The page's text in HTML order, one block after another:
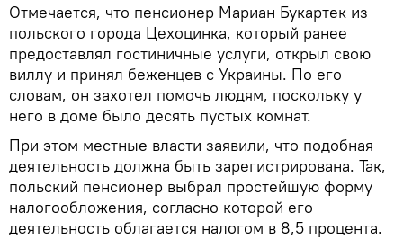
Отмечается, что пенсионер Мариан Букартек из
польского города Цехоцинка, который ранее
предоставлял гостиничные услуги, открыл свою
виллу и принял беженцев с Украины. По его
словам, он захотел помочь людям, поскольку у
него в доме было десять пустых комнат.
При этом местные власти заявили, что подобная
деятельность должна быть зарегистрирована. Так,
польский пенсионер выбрал простейшую форму
налогообложения, согласно которой его
деятельность облагается налогом в 8,5 процента.